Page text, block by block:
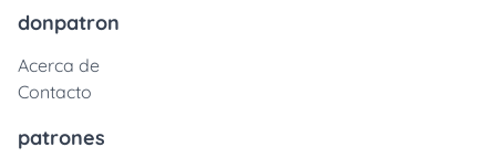
donpatron
Acerca de
Contacto
patrones